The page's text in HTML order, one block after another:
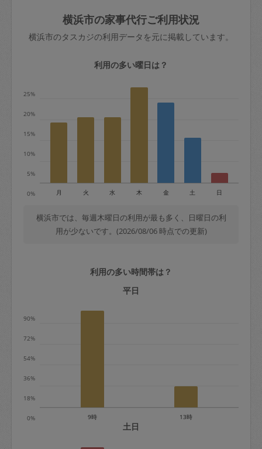
依頼者不在による当日キャンセル＝依頼
金額の100%＋交通費全額
※例：依頼日時／土曜日午前9時開始の場
水曜日9時〜金曜日9時まで＝依頼料金の
50%
金曜日9時～土曜日8時まで＝依頼金額の
＋交通費全額
依頼者不在による当日キャンセル＝依頼
金額の100%＋交通費全額
定期契約をキャンセルする場合、毎週定
期は月2回まで隔週定期は月1回までキャ
※キャンセル料金の設定について：
きた場合は損害保険の対象外となるので
ご注意ください。
玉、など
あわせてこちらも参照ください：初めて
はありますか？
横浜市の家事代行ご利用状況
横浜市のタスカジの利用データを元に掲載しています。
利用の多い曜日は？
0%
5%
10%
15%
20%
25%
月 火 水 木 金 土 日
横浜市では、毎週木曜日の利用が最も多く、日曜日の利
用が少ないです。(2026/08/06 時点での更新)
利用の多い時間帯は？
平日
0%
18%
36%
54%
72%
90%
9時 13時
土日